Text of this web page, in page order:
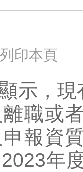
列印本頁
，現
職或
報資
年